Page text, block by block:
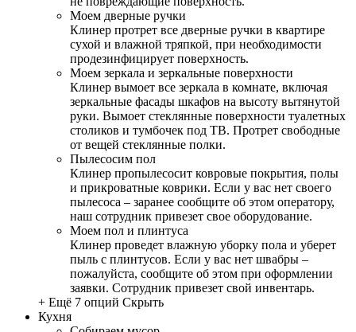
Моем дверные ручки
Клинер протрет все дверные ручки в квартире
сухой и влажной тряпкой, при необходимости
продезинфицирует поверхность.
Моем зеркала и зеркальные поверхности
Клинер вымоет все зеркала в комнате, включая
зеркальные фасады шкафов на высоту вытянутой
руки. Вымоет стеклянные поверхности туалетных
столиков и тумбочек под ТВ. Протрет свободные
от вещей стеклянные полки.
Пылесосим пол
Клинер пропылесосит ковровые покрытия, полы
и прикроватные коврики. Если у вас нет своего
пылесоса – заранее сообщите об этом оператору,
наш сотрудник привезет свое оборудование.
Моем пол и плинтуса
Клинер проведет влажную уборку пола и уберет
пыль с плинтусов. Если у вас нет швабры –
пожалуйста, сообщите об этом при оформлении
заявки. Сотрудник привезет свой инвентарь.
+ Ещё 7 опций Скрыть
Кухня